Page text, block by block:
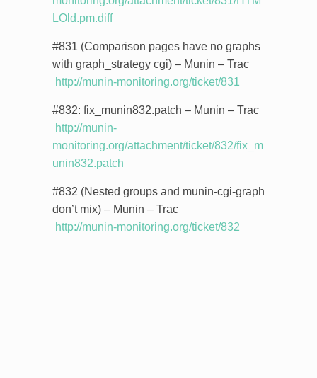
LOld.pm.diff
#831 (Comparison pages have no graphs
with graph_strategy cgi) – Munin – Trac
http://munin-monitoring.org/ticket/831
#832: fix_munin832.patch – Munin – Trac
http://munin-
monitoring.org/attachment/ticket/832/fix_m
unin832.patch
#832 (Nested groups and munin-cgi-graph
don’t mix) – Munin – Trac
http://munin-monitoring.org/ticket/832